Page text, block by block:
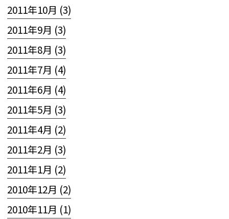
2011年10月 (3)
2011年9月 (3)
2011年8月 (3)
2011年7月 (4)
2011年6月 (4)
2011年5月 (3)
2011年4月 (2)
2011年2月 (3)
2011年1月 (2)
2010年12月 (2)
2010年11月 (1)